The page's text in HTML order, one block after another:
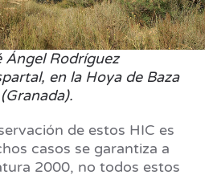
Ángel Rodríguez
en la Hoya de Baza
(Granada).
de estos HIC es
casos se garantiza a
2000, no todos estos